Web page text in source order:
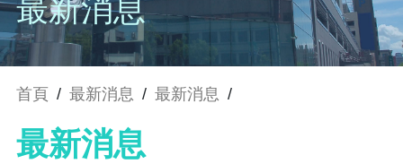
最新消息
首頁 / 最新消息 / 最新消息 /
最新消息